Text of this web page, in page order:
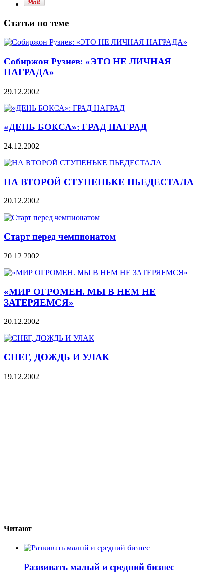
Статьи по теме
Собиржон Рузиев: «ЭТО НЕ ЛИЧНАЯ
НАГРАДА»
29.12.2002
«ДЕНЬ БОКСА»: ГРАД НАГРАД
24.12.2002
НА ВТОРОЙ СТУПЕНЬКЕ ПЬЕДЕСТАЛА
20.12.2002
Старт перед чемпионатом
20.12.2002
«МИР ОГРОМЕН. МЫ В НЕМ НЕ
ЗАТЕРЯЕМСЯ»
20.12.2002
СНЕГ, ДОЖДЬ И УЛАК
19.12.2002
Читают
Развивать малый и средний бизнес